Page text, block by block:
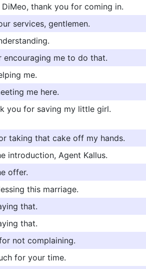
DiMeo, thank you for coming in.
services, gentlemen.
encouraging me to do that.
me.
me here.
you for saving my little girl.
taking that cake off my hands.
introduction, Agent Kallus.
offer.
this marriage.
that.
that.
not complaining.
for your time.